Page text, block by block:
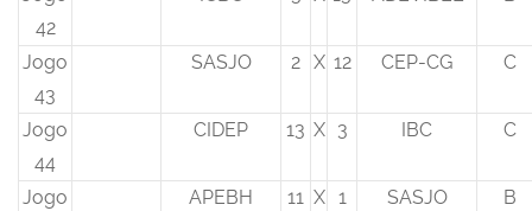
42
Jogo
43
SASJO 2 X 12 CEP-CG C
Jogo
44
CIDEP 13 X 3 IBC C
Jogo
APEBH 11 X 1 SASJO B